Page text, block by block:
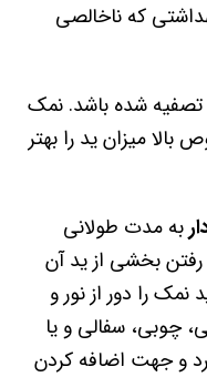
که ناخالصی
تصفیه شده باشد. نمک
میزان ید را بهتر
به مدت طولانی
بخشی از ید آن
را دور از نور و
چوبی، سفالی و یا
و جهت اضافه کردن